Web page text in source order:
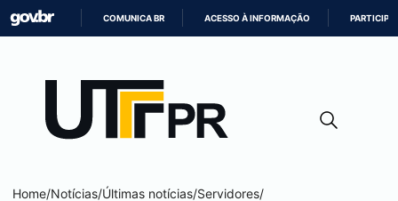
CONTEÚDO
COMUNICA BR ACESSO À INFORMAÇÃO PARTICIPE
Home/Notícias/Últimas notícias/Servidores/